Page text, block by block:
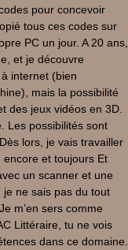
pour concevoir
tous ces codes sur
PC un jour. A 20 ans,
et je découvre
internet (bien
mais la possibilité
des jeux vidéos en 3D.
Les possibilités sont
lors, je vais travailler
encore et toujours Et
un scanner et une
ne sais pas du tout
m’en sers comme
Littéraire, tu ne vois
dans ce domaine.